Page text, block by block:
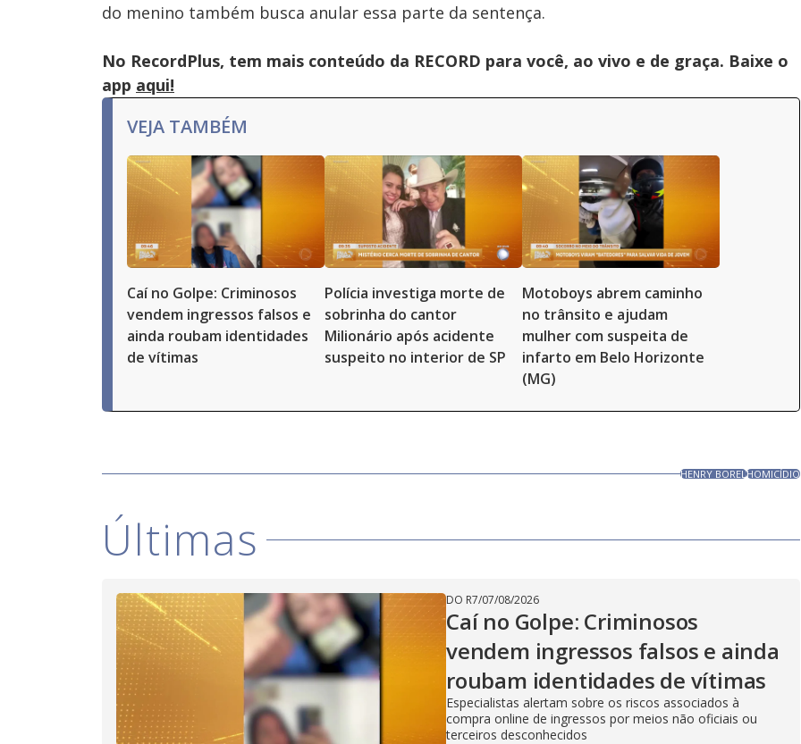
do menino também busca anular essa parte da sentença.
No RecordPlus, tem mais conteúdo da RECORD para você, ao vivo e de graça. Baixe o
app aqui!
VEJA TAMBÉM
Caí no Golpe: Criminosos
vendem ingressos falsos e
ainda roubam identidades
de vítimas
Polícia investiga morte de
sobrinha do cantor
Milionário após acidente
suspeito no interior de SP
Motoboys abrem caminho
no trânsito e ajudam
mulher com suspeita de
infarto em Belo Horizonte
(MG)
HENRY BORELHOMICÍDIO
Últimas
DO R7/07/08/2026
Caí no Golpe: Criminosos
vendem ingressos falsos e ainda
roubam identidades de vítimas
Especialistas alertam sobre os riscos associados à
compra online de ingressos por meios não oficiais ou
terceiros desconhecidos